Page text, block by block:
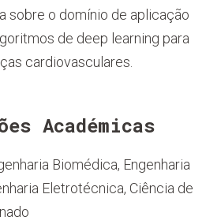
sobre o domínio de aplicação
de deep learning para
cardiovasculares.
Académicas
Biomédica, Engenharia
Eletrotécnica, Ciência de